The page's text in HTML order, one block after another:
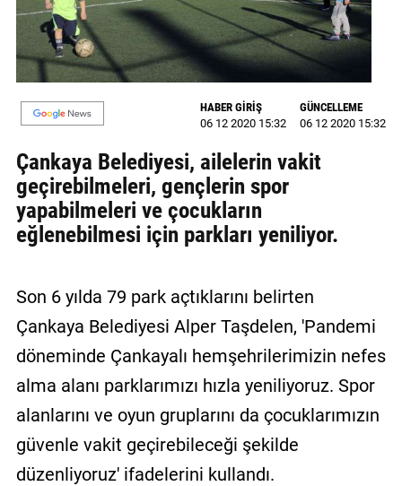
VİDEO
YAZARLAR
BİZE
ULAŞIN
İletişim
Gizlilik
Sözleşmesi
Sözleşmesi
HABER GİRİŞ
06 12 2020 15:32
GÜNCELLEME
06 12 2020 15:32
Çankaya Belediyesi, ailelerin vakit
geçirebilmeleri, gençlerin spor
yapabilmeleri ve çocukların
eğlenebilmesi için parkları yeniliyor.
Son 6 yılda 79 park açtıklarını belirten
Çankaya Belediyesi Alper Taşdelen, 'Pandemi
döneminde Çankayalı hemşehrilerimizin nefes
alma alanı parklarımızı hızla yeniliyoruz. Spor
alanlarını ve oyun gruplarını da çocuklarımızın
güvenle vakit geçirebileceği şekilde
düzenliyoruz' ifadelerini kullandı.